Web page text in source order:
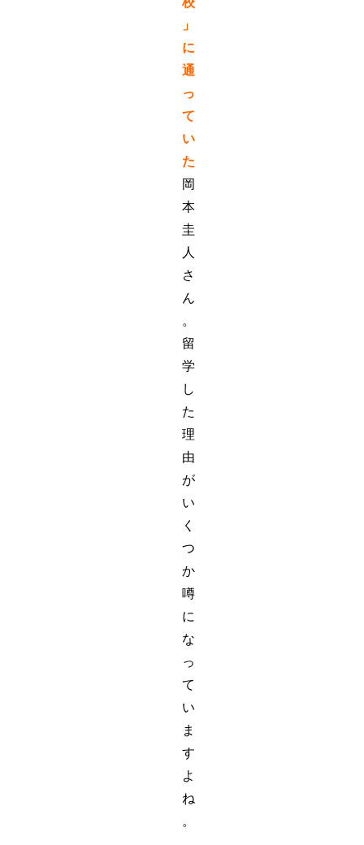
」
に
通
っ
て
い
た
岡
本
圭
人
さ
ん
。
留
学
し
た
理
由
が
い
く
つ
か
噂
に
な
っ
て
い
ま
す
よ
ね
。